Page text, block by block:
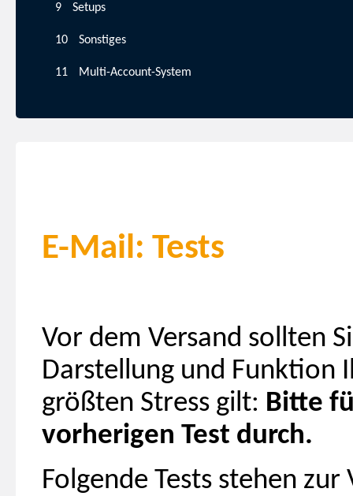
Setups
Sonstiges
Multi-Account-System
E-Mail: Tests
Vor dem Versand sollten
Darstellung und Funktion
größten Stress gilt: Bitte
vorherigen Test durch.
Folgende Tests stehen zur